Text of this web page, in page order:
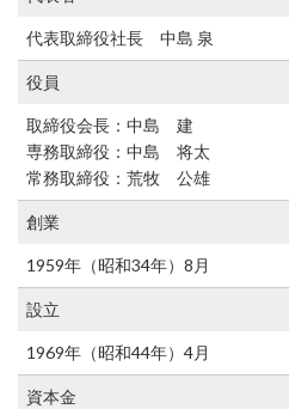
代表取締役社長 中島 泉
役員
取締役会長：中島 建
専務取締役：中島 将太
常務取締役：荒牧 公雄
創業
1959年（昭和34年）8月
設立
1969年（昭和44年）4月
資本金